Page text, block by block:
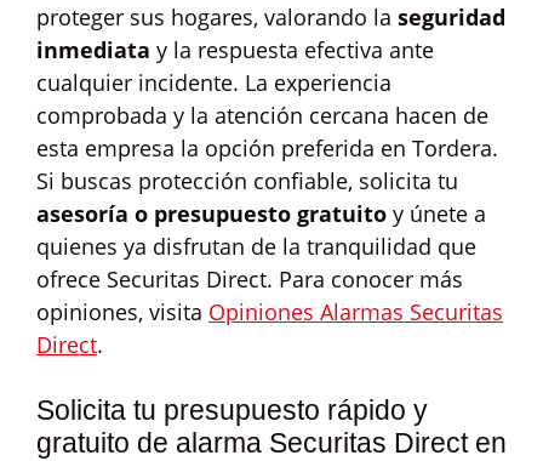
proteger sus hogares, valorando la seguridad
inmediata y la respuesta efectiva ante
cualquier incidente. La experiencia
comprobada y la atención cercana hacen de
esta empresa la opción preferida en Tordera.
Si buscas protección confiable, solicita tu
asesoría o presupuesto gratuito y únete a
quienes ya disfrutan de la tranquilidad que
ofrece Securitas Direct. Para conocer más
opiniones, visita Opiniones Alarmas Securitas
Direct.
Solicita tu presupuesto rápido y
gratuito de alarma Securitas Direct en